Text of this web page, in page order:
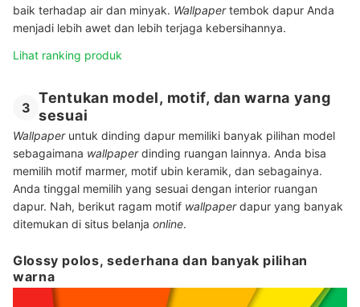
baik terhadap air dan minyak. Wallpapertembok dapur Anda
menjadi lebih awet dan lebih terjaga kebersihannya.
Lihat ranking produk
3
Tentukan model, motif, dan warna yang
sesuai
Wallpaper untuk dinding dapur memiliki banyak pilihan model
sebagaimana wallpaperdinding ruangan lainnya. Anda bisa
memilih motif marmer, motif ubin keramik, dan sebagainya.
Anda tinggal memilih yang sesuai dengan interior ruangan
dapur. Nah, berikut ragam motif wallpaperdapur yang banyak
ditemukan di situs belanja online.
Glossy polos, sederhana dan banyak pilihan
warna